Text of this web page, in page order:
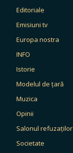
Editoriale
Emisiuni tv
Europa nostra
INFO
Istorie
Modelul de țară
Muzica
Opinii
Salonul refuzaților
Societate